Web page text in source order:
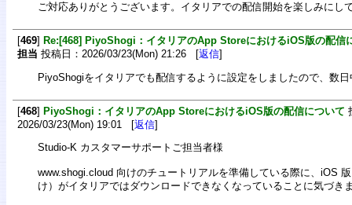
ご対応ありがとうございます。イタリアでの配信開始を楽しみにし
[469] Re:[468] PiyoShogi：イタリアのApp StoreにおけるiOS版の配信
担当 投稿日：2026/03/23(Mon) 21:26 [返信]
PiyoShogiをイタリアでも配信するように設定をしましたので、数
[468] PiyoShogi：イタリアのApp StoreにおけるiOS版の配信について
2026/03/23(Mon) 19:01 [返信]
Studio-K カスタマーサポートご担当者様
www.shogi.cloud 向けのチュートリアルを準備している際に、iOS
け）がイタリアではダウンロードできなくなっていることに気づき